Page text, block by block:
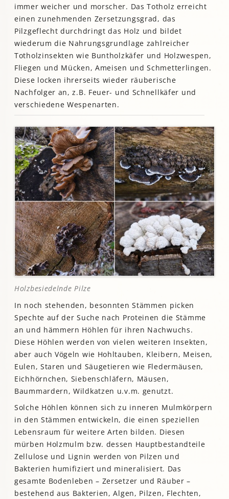
immer weicher und morscher. Das Totholz erreicht
einen zunehmenden Zersetzungsgrad, das
Pilzgeflecht durchdringt das Holz und bildet
wiederum die Nahrungsgrundlage zahlreicher
Totholzinsekten wie Buntholzkäfer und Holzwespen,
Fliegen und Mücken, Ameisen und Schmetterlingen.
Diese locken ihrerseits wieder räuberische
Nachfolger an, z.B. Feuer- und Schnellkäfer und
verschiedene Wespenarten.
Holzbesiedelnde Pilze
In noch stehenden, besonnten Stämmen picken
Spechte auf der Suche nach Proteinen die Stämme
an und hämmern Höhlen für ihren Nachwuchs.
Diese Höhlen werden von vielen weiteren Insekten,
aber auch Vögeln wie Hohltauben, Kleibern, Meisen,
Eulen, Staren und Säugetieren wie Fledermäusen,
Eichhörnchen, Siebenschläfern, Mäusen,
Baummardern, Wildkatzen u.v.m. genutzt.
Solche Höhlen können sich zu inneren Mulmkörpern
in den Stämmen entwickeln, die einen speziellen
Lebensraum für weitere Arten bilden. Diesen
mürben Holzmulm bzw. dessen Hauptbestandteile
Zellulose und Lignin werden von Pilzen und
Bakterien humifiziert und mineralisiert. Das
gesamte Bodenleben – Zersetzer und Räuber –
bestehend aus Bakterien, Algen, Pilzen, Flechten,